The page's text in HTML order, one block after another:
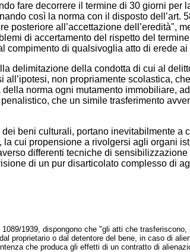
fare decorrere il termine di 30 giorni per
così la norma con il disposto dell’art.
all’accettazione dell’eredità",
di accertamento del rispetto del
di qualsivoglia atto di erede
delimitazione della condotta di cui al
non propriamente scolastica,
norma ogni mutamento immobiliare,
che un simile trasferimento
beni culturali, portano inevitabilmente
cui propensione a rivolgersi agli organi
differenti tecniche di
di un pur disarticolato complesso di
1939, dispongono che "gli atti che
o dal detentore del bene, in caso di
che produca gli effetti di un contratto di